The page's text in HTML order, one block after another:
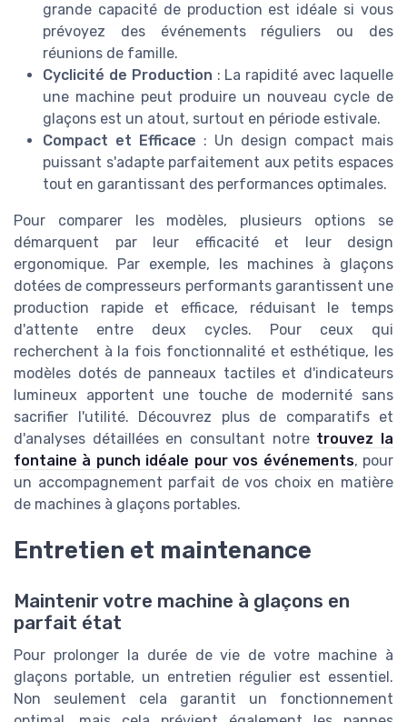
grande capacité de production est idéale si vous
prévoyez des événements réguliers ou des
réunions de famille.
Cyclicité de Production : La rapidité avec laquelle
une machine peut produire un nouveau cycle de
glaçons est un atout, surtout en période estivale.
Compact et Efficace : Un design compact mais
puissant s'adapte parfaitement aux petits espaces
tout en garantissant des performances optimales.
Pour comparer les modèles, plusieurs options se
démarquent par leur efficacité et leur design
ergonomique. Par exemple, les machines à glaçons
dotées de compresseurs performants garantissent une
production rapide et efficace, réduisant le temps
d'attente entre deux cycles. Pour ceux qui
recherchent à la fois fonctionnalité et esthétique, les
modèles dotés de panneaux tactiles et d'indicateurs
lumineux apportent une touche de modernité sans
sacrifier l'utilité. Découvrez plus de comparatifs et
d'analyses détaillées en consultant notre trouvez la
fontaine à punch idéale pour vos événements, pour
un accompagnement parfait de vos choix en matière
de machines à glaçons portables.
Entretien et maintenance
Maintenir votre machine à glaçons en
parfait état
Pour prolonger la durée de vie de votre machine à
glaçons portable, un entretien régulier est essentiel.
Non seulement cela garantit un fonctionnement